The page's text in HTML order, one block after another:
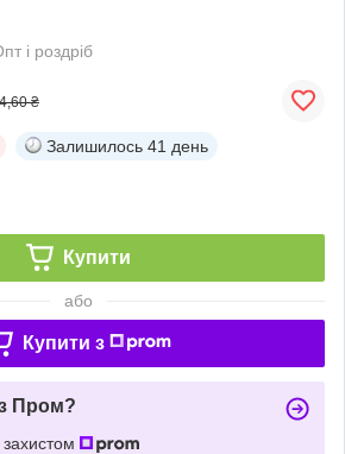
і роздріб
₴
Залишилось 41 день
Купити
або
Купити з
Пром?